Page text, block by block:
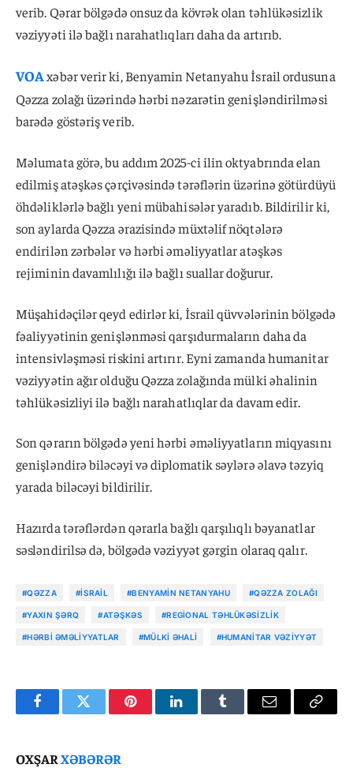
verib. Qərar bölgədə onsuz da kövrək olan təhlükəsizlik
vəziyyəti ilə bağlı narahatlıqları daha da artırıb.
VOAxəbər verir ki, Benyamin Netanyahu İsrail ordusuna
Qəzza zolağı üzərində hərbi nəzarətin genişləndirilməsi
barədə göstəriş verib.
Məlumata görə, bu addım 2025-ci ilin oktyabrında elan
edilmiş atəşkəs çərçivəsində tərəflərin üzərinə götürdüyü
öhdəliklərlə bağlı yeni mübahisələr yaradıb. Bildirilir ki,
son aylarda Qəzza ərazisində müxtəlif nöqtələrə
endirilən zərbələr və hərbi əməliyyatlar atəşkəs
rejiminin davamlılığı ilə bağlı suallar doğurur.
Müşahidəçilər qeyd edirlər ki, İsrail qüvvələrinin bölgədə
fəaliyyətinin genişlənməsi qarşıdurmaların daha da
intensivləşməsi riskini artırır. Eyni zamanda humanitar
vəziyyətin ağır olduğu Qəzza zolağında mülki əhalinin
təhlükəsizliyi ilə bağlı narahatlıqlar da davam edir.
Son qərarın bölgədə yeni hərbi əməliyyatların miqyasını
genişləndirə biləcəyi və diplomatik səylərə əlavə təzyiq
yarada biləcəyi bildirilir.
Hazırda tərəflərdən qərarla bağlı qarşılıqlı bəyanatlar
səsləndirilsə də, bölgədə vəziyyət gərgin olaraq qalır.
#QƏZZA #İSRAIL #BENYAMIN NETANYAHU #QƏZZA ZOLAĞI
#YAXIN ŞƏRQ #ATƏŞKƏS #REGIONAL TƏHLÜKƏSIZLIK
#HƏRBI ƏMƏLIYYATLAR #MÜLKI ƏHALI #HUMANITAR VƏZIYYƏT
FacebookTwitter PinterestLinkedInTumblr Email
Copy
OXŞARXƏBƏRƏR